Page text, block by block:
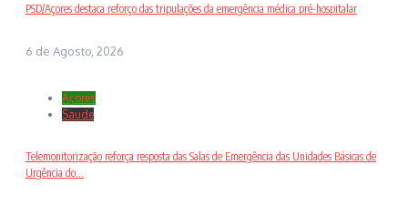
PSD/Açores destaca reforço das tripulações da emergência médica pré-hospitalar
6 de Agosto, 2026
Açores
Saude
Telemonitorização reforça resposta das Salas de Emergência das Unidades Básicas de
Urgência do...